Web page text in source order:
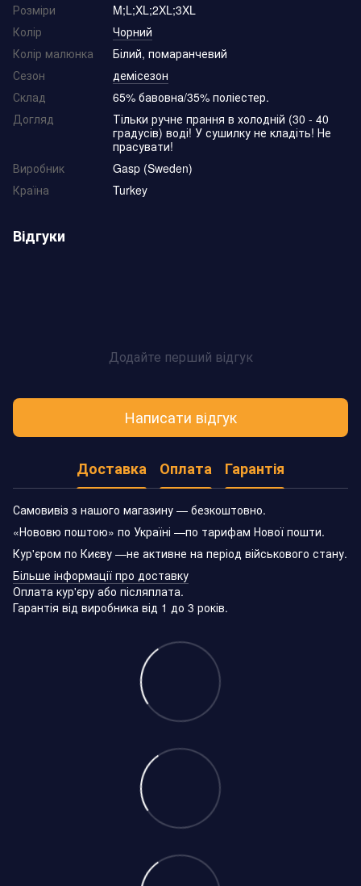
Розміри
M;L;XL;2XL;3XL
Колір
Чорний
Колір малюнка
Білий, помаранчевий
Сезон
демісезон
Склад
65% бавовна/35% поліестер.
Догляд
Тільки ручне прання в холодній (30 - 40
градусів) воді! У сушилку не кладіть! Не
прасувати!
Виробник
Gasp (Sweden)
Країна
Turkey
Відгуки
Додайте перший відгук
Написати відгук
Доставка Оплата Гарантія
Самовивіз з нашого магазину — безкоштовно.
«Нововю поштою» по Україні —по тарифам Нової пошти.
Кур'єром по Києву —не активне на період військового стану.
Більше інформації про доставку
Оплата кур'єру або післяплата.
Гарантія від виробника від 1 до 3 років.